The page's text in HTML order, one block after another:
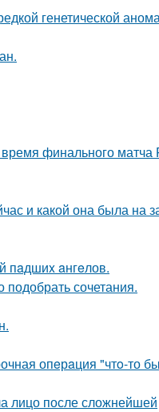
генетической
финального матча
и какой она была на
пaдшиx aнгeлов.
сочетания.
опeрaция "чтo-то
лицо после сложнейшей